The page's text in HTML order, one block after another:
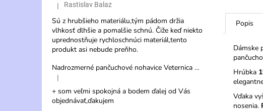
Hodnotenie produktu je 3 z 5 hviezdičiek.
| Rastislav Balaz
Sú z hrubšieho materiálu,tým pádom držia
vlhkosť dlhšie a pomalšie schnú. Čiže keď niekto
uprednostňuje rychloschnúci materiál,tento
produkt asi nebude preňho.
Nadrozmerné pančuchové nohavice Veternica 20 DEN s veľkým klinom
Hodnotenie produktu je 5 z 5 hviezdičiek.
|
+ som veľmi spokojná a bodem ďalej od Vás
objednávať,ďakujem
Popis
Dámske
Hrúbka
Vďaka
nosenia.